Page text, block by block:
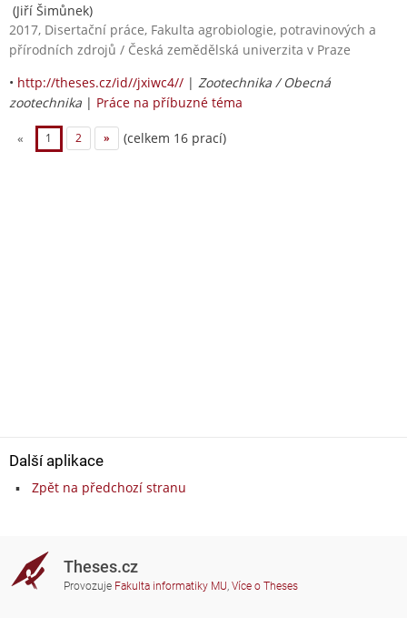
(Jiří Šimůnek)
2017, Disertační práce, Fakulta agrobiologie, potravinových a
přírodních zdrojů / Česká zemědělská univerzita v Praze
• http://theses.cz/id//jxiwc4// | Zootechnika / Obecná
zootechnika | Práce na příbuzné téma
« 1 2 » (celkem 16 prací)
Další aplikace
Zpět na předchozí stranu
Theses.cz
Provozuje Fakulta informatiky MU, Více o Theses